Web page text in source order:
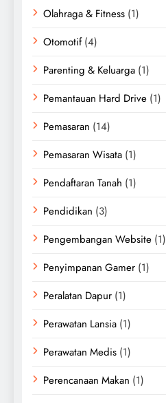
Olahraga & Fitness (1)
Otomotif(4)
Parenting & Keluarga (1)
Pemantauan Hard Drive (1)
Pemasaran (14)
Pemasaran Wisata (1)
Pendaftaran Tanah (1)
Pendidikan (3)
Pengembangan Website (1)
Penyimpanan Gamer (1)
Peralatan Dapur (1)
Perawatan Lansia (1)
Perawatan Medis (1)
Perencanaan Makan (1)